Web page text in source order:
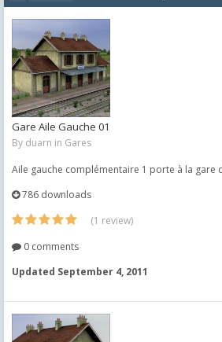
Gare Aile Gauche 01
By duarn in Gares
Aile gauche complémentaire 1 porte à la gare
786 downloads
(1 review)
0 comments
Updated September 4, 2011